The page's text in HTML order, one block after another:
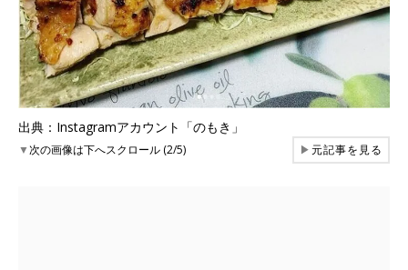
出典：Instagramアカウント「のもき」
▼次の画像は下へスクロール (2/5) ▶元記事を見る